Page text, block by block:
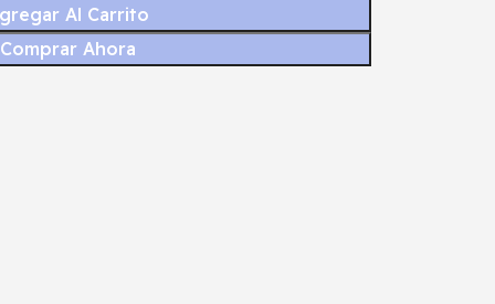
Al Carrito
Comprar Ahora